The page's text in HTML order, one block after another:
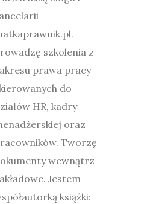
szkolenia z
prawa pracy
do
HR, kadry
oraz
Tworzę
wewnątrz
Jestem
książki: